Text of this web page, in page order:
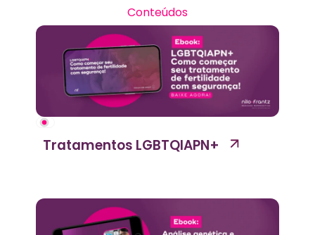
Conteúdos
Tratamentos LGBTQIAPN+